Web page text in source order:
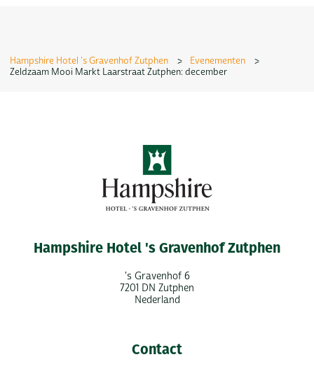
Hampshire Hotel 's Gravenhof Zutphen > Evenementen
>
Zeldzaam Mooi Markt Laarstraat Zutphen: december
Hampshire Hotel 's Gravenhof Zutphen
's Gravenhof 6
7201 DN Zutphen
Nederland
Contact